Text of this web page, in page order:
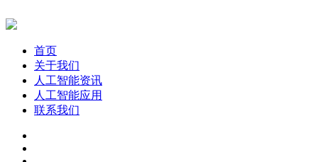
首页
关于我们
人工智能资讯
人工智能应用
联系我们